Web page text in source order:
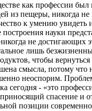
как профессии
из пещеры, никогда
к умению
науки
не достигающих
лишь
чтобы
смысла, потому
неоспорим.
сегодня - «это
спасение и
позиции